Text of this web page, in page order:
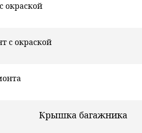
окраской
с окраской
Крышка багажника